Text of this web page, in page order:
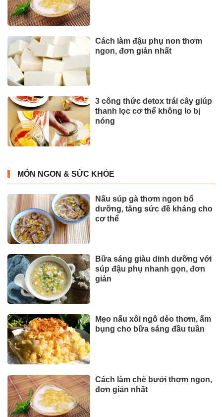
Cách làm đậu phụ non thơm
ngon, đơn giản nhất
3 công thức detox trái cây giúp
thanh lọc cơ thể không lo bị
nóng
MÓN NGON & SỨC KHỎE
Nấu súp gà thơm ngon bổ
dưỡng, tăng sức đề kháng cho
cơ thể
Bữa sáng giàu dinh dưỡng với
súp đậu phụ nhanh gọn, đơn
giản
Mẹo nấu xôi ngô dẻo thơm, ấm
bụng cho bữa sáng đầu tuần
Cách làm chè bưởi thơm ngon,
đơn giản nhất